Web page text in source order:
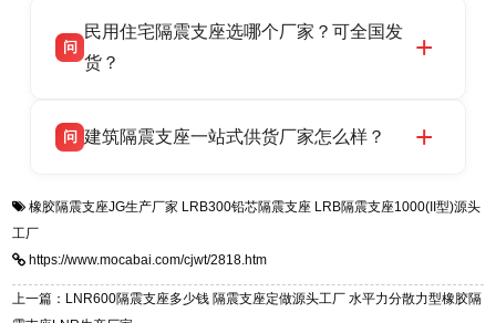
货，厂家电话：13323182312，地址迎宾大街 9
号北方工业基地。
高新区北方工业基地迎宾大街 9 号，是专业隔震
支座源头工厂，生产 LRB 铅芯、LNR 天然、
问
民用住宅隔震支座选哪个厂家？可全国发
货？
适用于民用住宅隔震工程，实体工厂现货充足，
震支座，电话：13323182312，地址：衡水高新
问 建筑隔震支座一站式供货厂家怎么样？
一站式供货厂家，拥有多年行业生产经验，国标
质、检测报告完备，提供选型、深化、供货、安
装指导全套服务，厂址衡水高新区北方工业基地
橡胶隔震支座JG生产厂家 LRB300铅芯隔震支座 LRB隔震支座1000(II型)源头
工厂
https://www.mocabai.com/cjwt/2818.htm
上一篇：LNR600隔震支座多少钱 隔震支座定做源头工厂 水平力分散力型橡胶隔